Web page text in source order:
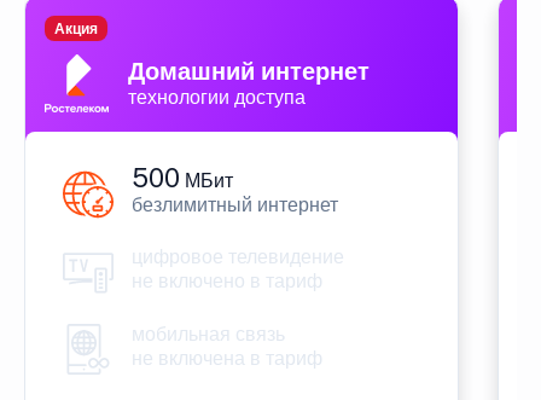
Домашний интернет
технологии доступа
Акция
500 МБит
безлимитный интернет
цифровое телевидение
не включено в тариф
мобильная связь
не включена в тариф